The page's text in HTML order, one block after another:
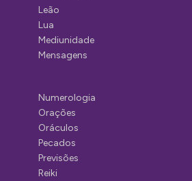
Leão
Lua
Mediunidade
Mensagens
Numerologia
Orações
Oráculos
Pecados
Previsões
Reiki